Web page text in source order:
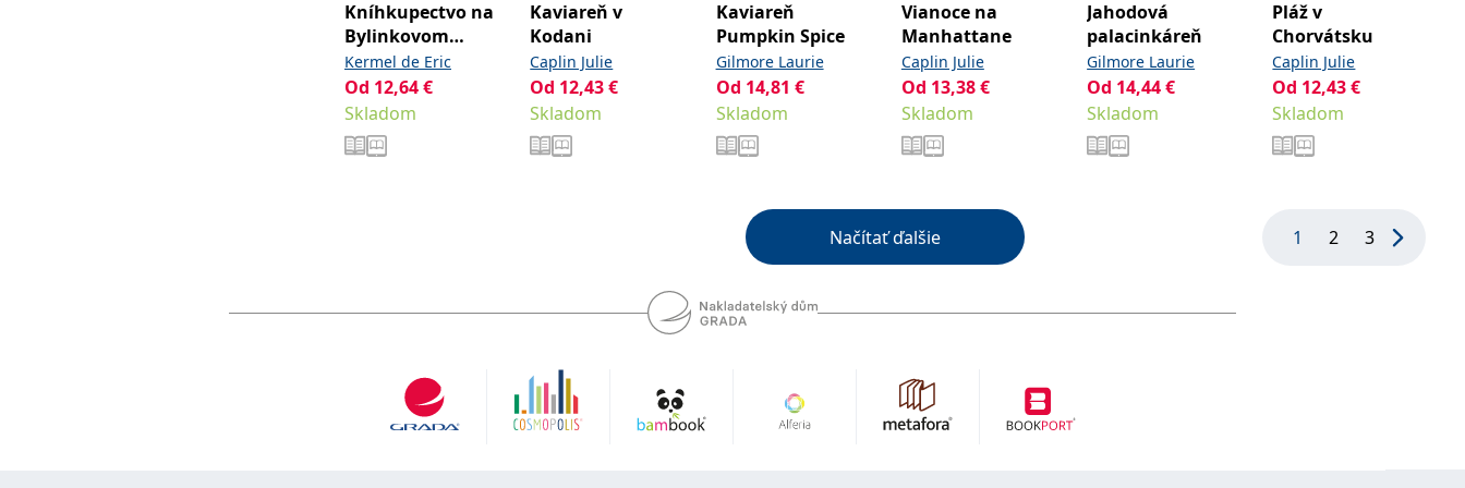
Kníhkupectvo na
Bylinkovom
námestí
Kermel de Eric
Od 12,64€
Skladom
Kaviareň v
Kodani
Caplin Julie
Od 12,43€
Skladom
Kaviareň
Pumpkin Spice
Gilmore Laurie
Od 14,81 €
Skladom
Vianoce na
Manhattane
Caplin Julie
Od 13,38€
Skladom
Jahodová
palacinkáreň
Gilmore Laurie
Od 14,44€
Skladom
Pláž v
Chorvátsku
Caplin Julie
Od 12,43€
Skladom
Načítať ďalšie 1 2 3